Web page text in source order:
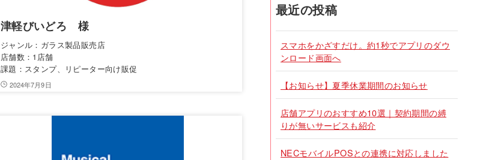
津軽びいどろ 様
ジャンル：ガラス製品販売店
店舗数：1店舗
課題：スタンプ、リピーター向け販促
2024年7月9日
最近の投稿
スマホをかざすだけ。約1秒でアプリのダウ
ンロード画面へ
【お知らせ】夏季休業期間のお知らせ
店舗アプリのおすすめ10選｜契約期間の縛
りが無いサービスも紹介
NECモバイルPOSとの連携に対応しました